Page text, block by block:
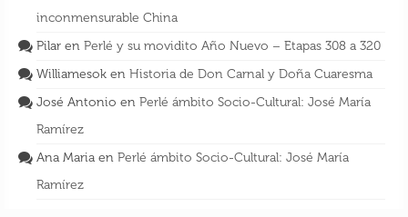
inconmensurable China
Pilar en Perlé y su movidito Año Nuevo – Etapas 308 a 320
Williamesok en Historia de Don Carnal y Doña Cuaresma
José Antonio en Perlé ámbito Socio-Cultural: José María
Ramírez
Ana Maria en Perlé ámbito Socio-Cultural: José María
Ramírez